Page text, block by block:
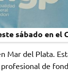
sábado en el
Mar del Plata.
de